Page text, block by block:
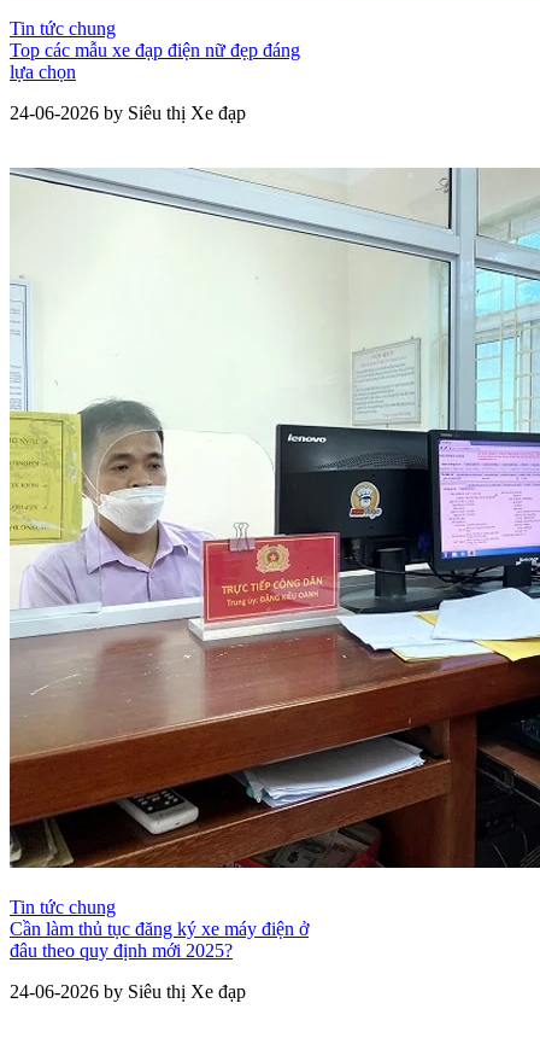
Tin tức chung
Top các mẫu xe đạp điện nữ đẹp đáng
lựa chọn
24-06-2026 by Siêu thị Xe đạp
Tin tức chung
Cần làm thủ tục đăng ký xe máy điện ở
đâu theo quy định mới 2025?
24-06-2026 by Siêu thị Xe đạp